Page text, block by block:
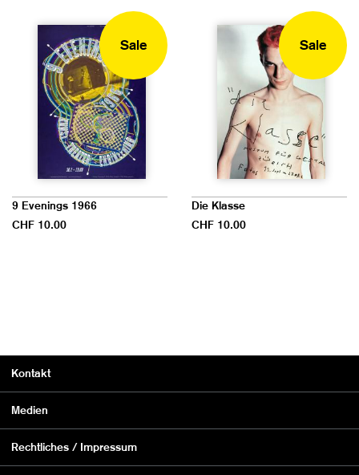
Sale
9 Evenings 1966
CHF 10.00
Sale
Die Klasse
CHF 10.00
Kontakt
Medien
Rechtliches / Impressum